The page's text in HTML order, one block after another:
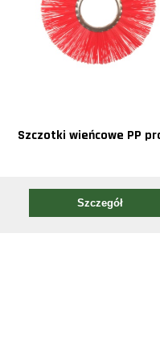
Szczotki wieńcowe PP
Szczegół